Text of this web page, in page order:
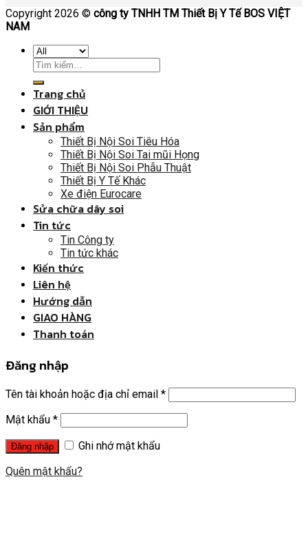
Copyright 2026 © công ty TNHH TM Thiết Bị Y Tế BOS VIỆT
NAM
Trang chủ
GIỚI THIỆU
Sản phẩm
Thiết Bị Nội Soi Tiêu Hóa
Thiết Bị Nội Soi Tai mũi Họng
Thiết Bị Nội Soi Phẫu Thuật
Thiết Bị Y Tế Khác
Xe điện Eurocare
Sửa chữa dây soi
Tin tức
Tin Công ty
Tin tức khác
Kiến thức
Liên hệ
Hướng dẫn
GIAO HÀNG
Thanh toán
Đăng nhập
Tên tài khoản hoặc địa chỉ email *
Mật khẩu *
Ghi nhớ mật khẩu
Quên mật khẩu?